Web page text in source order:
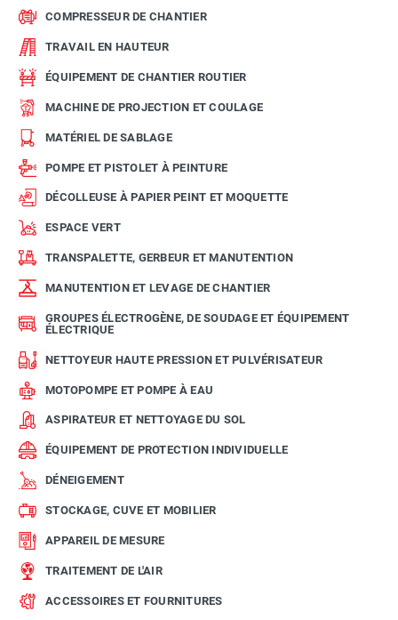
COMPRESSEUR DE CHANTIER
TRAVAIL EN HAUTEUR
ÉQUIPEMENT DE CHANTIER ROUTIER
MACHINE DE PROJECTION ET COULAGE
MATÉRIEL DE SABLAGE
POMPE ET PISTOLET À PEINTURE
DÉCOLLEUSE À PAPIER PEINT ET MOQUETTE
ESPACE VERT
TRANSPALETTE, GERBEUR ET MANUTENTION
MANUTENTION ET LEVAGE DE CHANTIER
GROUPES ÉLECTROGÈNE, DE SOUDAGE ET ÉQUIPEMENT
ÉLECTRIQUE
NETTOYEUR HAUTE PRESSION ET PULVÉRISATEUR
MOTOPOMPE ET POMPE À EAU
ASPIRATEUR ET NETTOYAGE DU SOL
ÉQUIPEMENT DE PROTECTION INDIVIDUELLE
DÉNEIGEMENT
STOCKAGE, CUVE ET MOBILIER
APPAREIL DE MESURE
TRAITEMENT DE L'AIR
ACCESSOIRES ET FOURNITURES